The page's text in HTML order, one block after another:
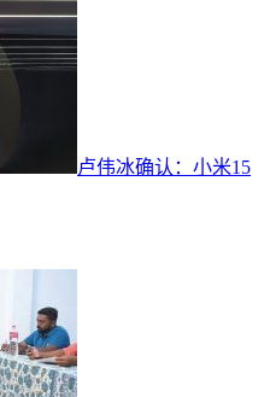
卢伟冰确认：小米15